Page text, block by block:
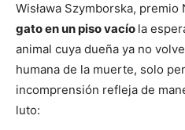
Wisława Szymborska,
gato en un piso vacío la
animal cuya dueña ya no
humana de la muerte, solo
incomprensión refleja de
luto: